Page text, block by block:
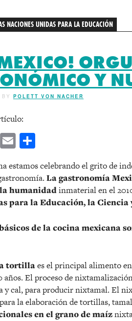
NACIONES UNIDAS PARA LA EDUCACIÓN
Y
BY POLETT VON NACHER
WhatsApp
Email
estamos celebrando el grito de
La gastronomía
humanidadinmaterial en el
para la Educación, la
de la cocina mexicana
tortillaes el principal alimento
años. El proceso de
y cal, para producir nixtamal. El
la elaboración de tortillas,
en el grano de maíz